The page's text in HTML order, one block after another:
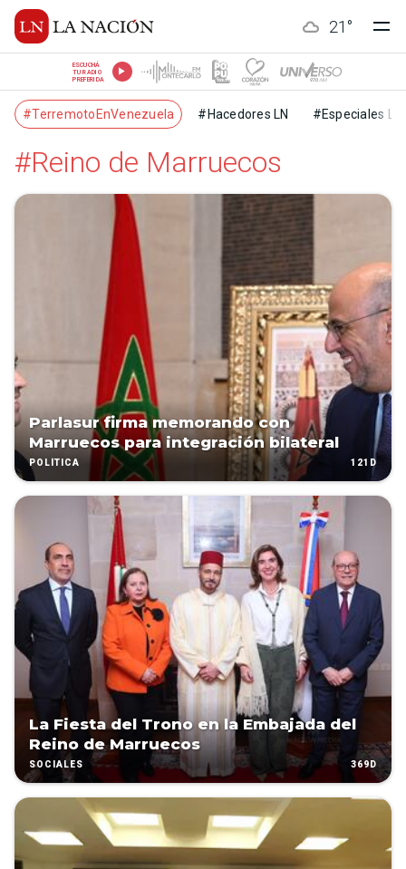
21 °
ESCUCHÁ
TU RADIO
PREFERIDA
#TerremotoEnVenezuela #Hacedores LN #Especiales LN
#Reino de Marruecos
Parlasur firma memorando con
Marruecos para integración bilateral
POLÍTICA 121D
La Fiesta del Trono en la Embajada del
Reino de Marruecos
SOCIALES 369D